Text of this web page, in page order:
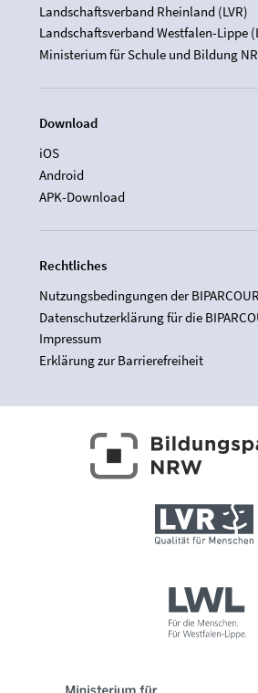
Landschaftsverband Rheinland (LVR)
Landschaftsverband Westfalen-Lippe
Ministerium für Schule und Bildung
Download
iOS
Android
APK-Download
Rechtliches
Nutzungsbedingungen der
Datenschutzerklärung für die
Impressum
Erklärung zur Barrierefreiheit